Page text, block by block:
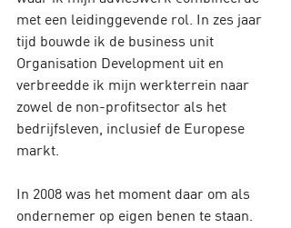
met een leidinggevende rol. In zes jaar
tijd bouwde ik de business unit
Organisation Development uit en
verbreedde ik mijn werkterrein naar
zowel de non-profitsector als het
bedrijfsleven, inclusief de Europese
markt.
In 2008 was het moment daar om als
ondernemer op eigen benen te staan.